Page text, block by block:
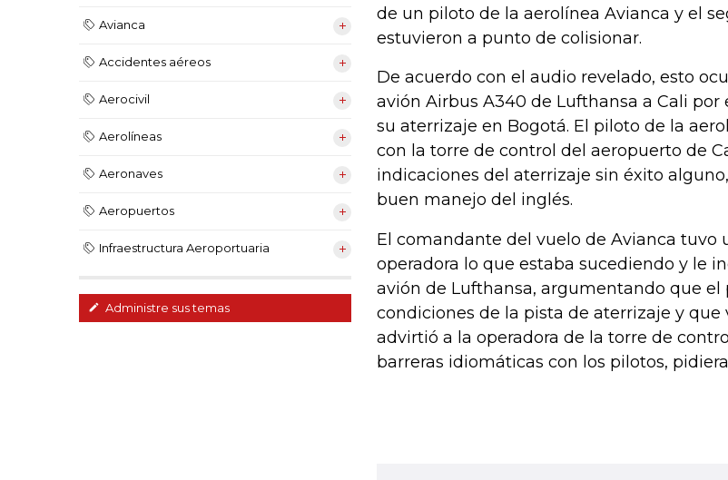
Avianca
Accidentes aéreos
Aerocivil
Aerolíneas
Aeronaves
Aeropuertos
Infraestructura Aeroportuaria
Administre sus temas
de un piloto de la aerolínea Avianca y el
estuvieron a punto de colisionar.
De acuerdo con el audio revelado, esto
avión Airbus A340 de Lufthansa a Cali
su aterrizaje en Bogotá. El piloto de la
con la torre de control del aeropuerto de
indicaciones del aterrizaje sin éxito
buen manejo del inglés.
El comandante del vuelo de Avianca tuvo
operadora lo que estaba sucediendo y le
avión de Lufthansa, argumentando que el
condiciones de la pista de aterrizaje y que
advirtió a la operadora de la torre de
barreras idiomáticas con los pilotos,